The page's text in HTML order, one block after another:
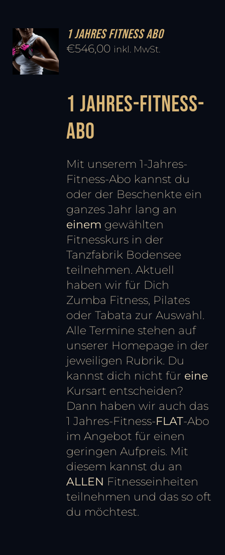
1 Jahres Fitness Abo
€546,00 inkl. MwSt.
1 Jahres-Fitness-
Abo
Mit unserem 1-Jahres-
Fitness-Abo kannst du
oder der Beschenkte ein
ganzes Jahr lang an
einem gewählten
Fitnesskurs in der
Tanzfabrik Bodensee
teilnehmen. Aktuell
haben wir für Dich
Zumba Fitness, Pilates
oder Tabata zur Auswahl.
Alle Termine stehen auf
unserer Homepage in der
jeweiligen Rubrik. Du
kannst dich nicht für eine
Kursart entscheiden?
Dann haben wir auch das
1 Jahres-Fitness-FLAT-Abo
im Angebot für einen
geringen Aufpreis. Mit
diesem kannst du an
ALLEN Fitnesseinheiten
teilnehmen und das so oft
du möchtest.